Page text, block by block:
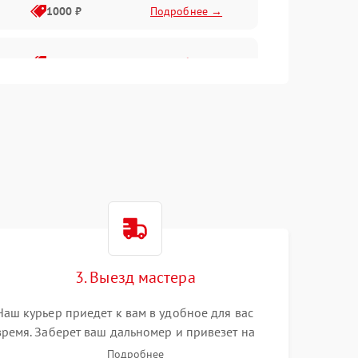
1000 ₽ Подробнее →
2000 ₽ Подробнее →
1000 ₽ Подробнее →
1000 ₽ Подробнее →
3. Выезд мастера
курьер приедет к вам в удобное для вас
Заберет ваш дальномер и привезет на
склад для диагностики.Подробнее